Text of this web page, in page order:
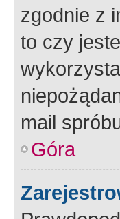
zgodnie z
to czy
mail
Góra